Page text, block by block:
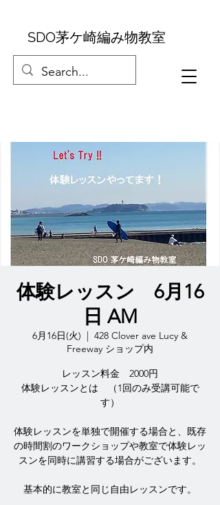
SDO茅ケ崎編み物教室
体験レッスン 6月16
日 AM
6月16日(火)
  |
428 Clover ave Lucy &
Freeway ショップ内
レッスン料金 2000円
体験レッスンとは （1回のみ受講可能で
す）
体験レッスンを単独で開催する場合と、既存
の時間割のワークショップや教室で体験レッ
スンを同時に講習する場合がございます。
基本的に教室と同じ自由レッスンです。